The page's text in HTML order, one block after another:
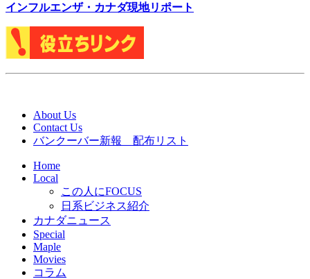
インフルエンザ・カナダ現地リポート
About Us
Contact Us
バンクーバー新報 配布リスト
Home
Local
この人にFOCUS
日系ビジネス紹介
カナダニュース
Special
Maple
Movies
コラム